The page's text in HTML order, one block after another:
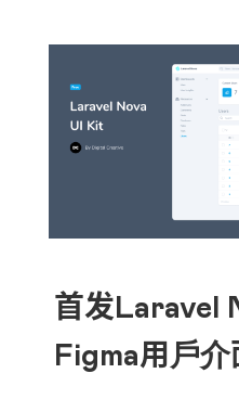
首发Laravel
Figma用戶